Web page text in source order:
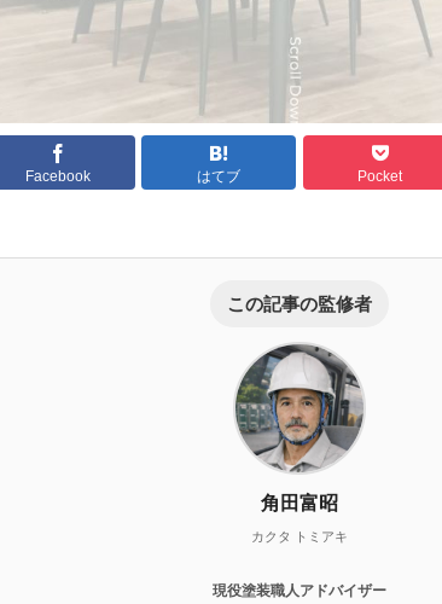
Facebook はてブ Pocket
この記事の監修者
角田富昭
カクタ トミアキ
現役塗装職人アドバイザー